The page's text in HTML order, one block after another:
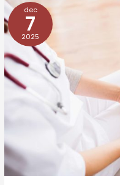
dec
7
2025
Tévhitek
vitamin-,
multivitamin-
készítményekkel
kapcsolatban